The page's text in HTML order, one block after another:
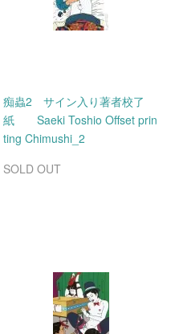
痴蟲2 サイン入り著者校了
紙 Saeki Toshio Offset prin
ting Chimushi_2
SOLD OUT